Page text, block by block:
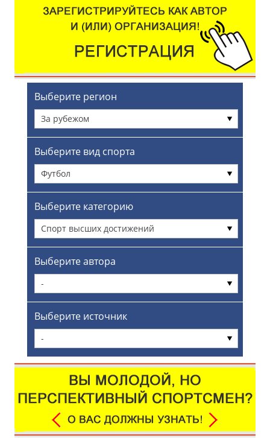
Выберите регион
За рубежом
Выберите вид спорта
Футбол
Выберите категорию
Спорт высших достижений
Выберите автора
-
Выберите источник
-